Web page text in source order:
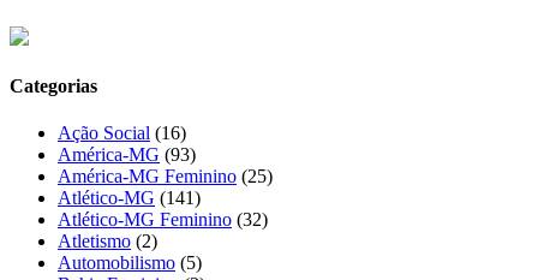
Categorias
Ação Social (16)
América-MG (93)
América-MG Feminino (25)
Atlético-MG (141)
Atlético-MG Feminino (32)
Atletismo (2)
Automobilismo (5)